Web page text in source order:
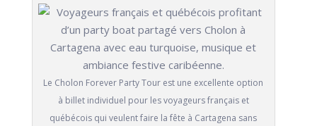
Le Cholon Forever Party Tour est une excellente option
à billet individuel pour les voyageurs français et
québécois qui veulent faire la fête à Cartagena sans